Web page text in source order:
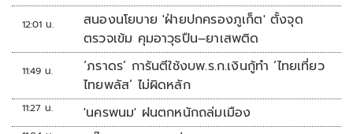
12:01 น.
สนองนโยบาย 'ฝ่ายปกครองภูเก็ต' ตั้งจุด
ตรวจเข้ม คุมอาวุธปืน–ยาเสพติด
11:49 น.
‘ภราดร’ การันตีใช้งบพ.ร.ก.เงินกู้ทำ ‘ไทยเที่ยว
ไทยพลัส’ ไม่ผิดหลัก
11:27 น. 'นครพนม' ฝนตกหนักถล่มเมือง